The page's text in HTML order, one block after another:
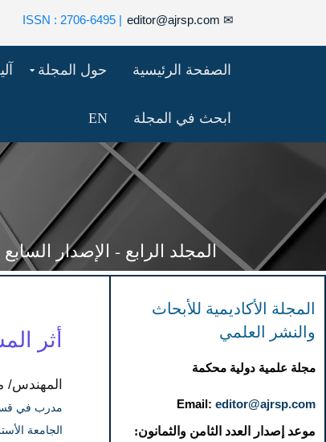
✉
| ISSN : 2706-6495
الصفحة الرئيسية حول المجلة
ابحث في المجلة EN
المجلد الرابع - الإصدار السابع
المجلة الأكاديمية للأبحاث
والنشر العلمي
مجلة علمية دولية محكمة
Email: editor@ajrsp.com
موعد إصدار العدد الثامن والثمانون:
أثر
مدرب في قسم
الجامعة